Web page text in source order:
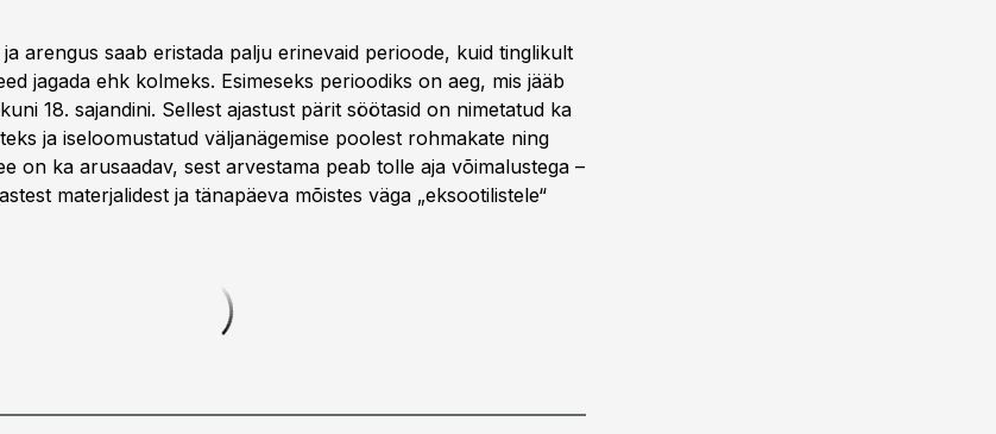
arengus saab eristada palju erinevaid perioode, kuid tinglikult
jagada ehk kolmeks. Esimeseks perioodiks on aeg, mis jääb
18. sajandini. Sellest ajastust pärit söötasid on nimetatud ka
ja iseloomustatud väljanägemise poolest rohmakate ning
on ka arusaadav, sest arvestama peab tolle aja võimalustega –
materjalidest ja tänapäeva mõistes väga „eksootilistele“